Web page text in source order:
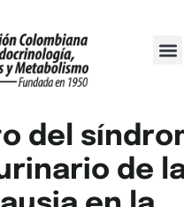
del
de